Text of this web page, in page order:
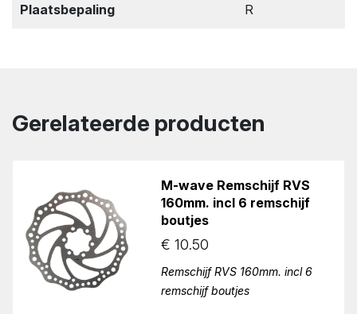
Plaatsbepaling R
Gerelateerde producten
M-wave Remschijf RVS
160mm. incl 6 remschijf
boutjes
€ 10.50
Remschijf RVS 160mm. incl 6
remschijf boutjes